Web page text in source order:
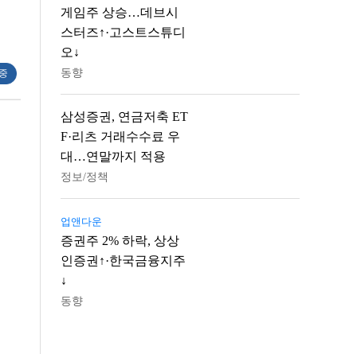
게임주 상승…데브시
스터즈↑·고스트스튜디
오↓
동향
삼성증권, 연금저축 ET
F·리츠 거래수수료 우
대…연말까지 적용
정보/정책
업앤다운
증권주 2% 하락, 상상
인증권↑·한국금융지주
↓
동향